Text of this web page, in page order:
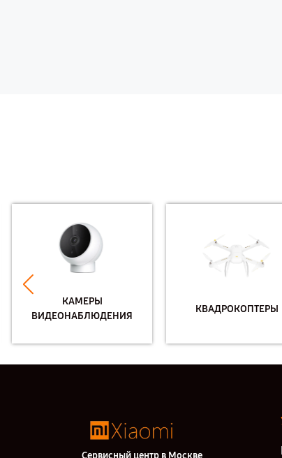
КАМЕРЫ
ВИДЕОНАБЛЮДЕНИЯ
КВАДРОКОПТЕРЫ
Сервисный центр в Москве